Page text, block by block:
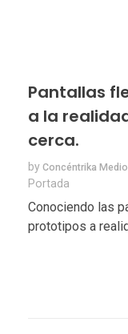
Pantallas
a la
cerca.
by Concéntrika
Portada
Conociendo las
prototipos a